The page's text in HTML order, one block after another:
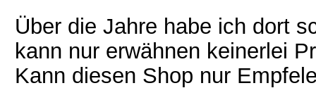
Über die Jahre habe ich dort
kann nur erwähnen keinerlei
Kann diesen Shop nur